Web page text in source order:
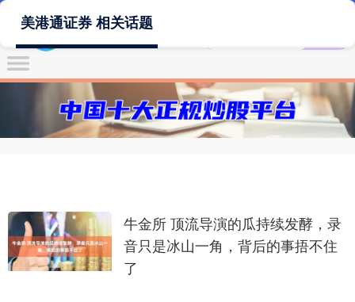
美港通证券 相关话题
牛金所 顶流导演的瓜持续发酵，录
音只是冰山一角，背后的事捂不住
了